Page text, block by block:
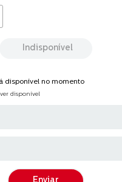
Indisponível
disponível no momento
disponível
Enviar